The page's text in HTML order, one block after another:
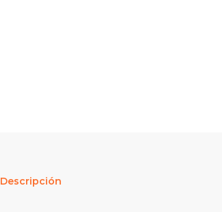
Descripción